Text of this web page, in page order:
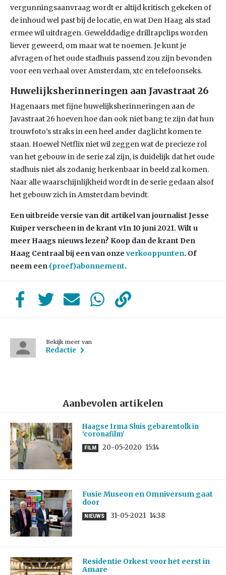
vergunningsaanvraag wordt er altijd kritisch gekeken of
de inhoud wel past bij de locatie, en wat Den Haag als stad
ermee wil uitdragen. Gewelddadige drillrapclips worden
liever geweerd, om maar wat te noemen. Je kunt je
afvragen of het oude stadhuis passend zou zijn bevonden
voor een verhaal over Amsterdam, xtc en telefoonseks.
Huwelijksherinneringen aan Javastraat 26
Hagenaars met fijne huwelijksherinneringen aan de
Javastraat 26 hoeven hoe dan ook niet bang te zijn dat hun
trouwfoto’s straks in een heel ander daglicht komen te
staan. Hoewel Netflix niet wil zeggen wat de precieze rol
van het gebouw in de serie zal zijn, is duidelijk dat het oude
stadhuis niet als zodanig herkenbaar in beeld zal komen.
Naar alle waarschijnlijkheid wordt in de serie gedaan alsof
het gebouw zich in Amsterdam bevindt.
Een uitbreide versie van dit artikel van journalist Jesse
Kuiper verscheen in de krant v1n 10 juni 2021. Wilt u
meer Haags nieuws lezen? Koop dan de krant Den
Haag Centraal bij een van onze verkooppunten. Of
neem een (proef)abonnement.
Bekijk meer van
Redactie
Aanbevolen artikelen
Haagse Irma Sluis gebarentolk in
‘coronafilm’
FILM 20-05-2020 15:14
Fusie Museon en Omniversum gaat
door
NIEUWS 31-05-2021 14:38
Residentie Orkest voor het eerst in
Amare